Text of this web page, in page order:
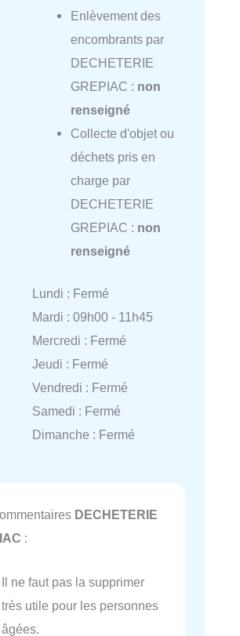
Enlèvement des
encombrants par
DECHETERIE
GREPIAC : non
renseigné
Collecte d'objet ou
déchets pris en
charge par
DECHETERIE
GREPIAC : non
renseigné
Lundi : Fermé
Mardi : 09h00 - 11h45
Mercredi : Fermé
Jeudi : Fermé
Vendredi : Fermé
Samedi : Fermé
Dimanche : Fermé
DECHETERIE
:
Il ne faut pas la supprimer
très utile pour les personnes
âgées.